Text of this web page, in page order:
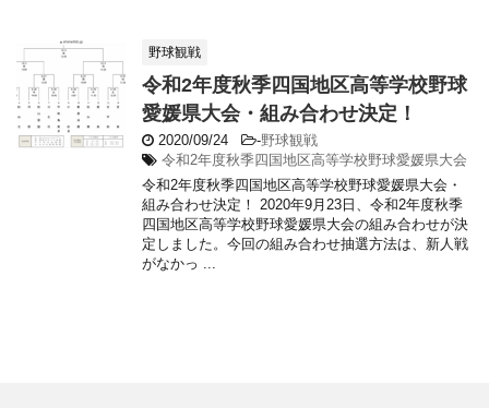
野球観戦
令和2年度秋季四国地区高等学校野球
愛媛県大会・組み合わせ決定！
2020/09/24 -野球観戦
令和2年度秋季四国地区高等学校野球愛媛県大会
令和2年度秋季四国地区高等学校野球愛媛県大会・
組み合わせ決定！ 2020年9月23日、令和2年度秋季
四国地区高等学校野球愛媛県大会の組み合わせが決
定しました。今回の組み合わせ抽選方法は、新人戦
がなかっ ...